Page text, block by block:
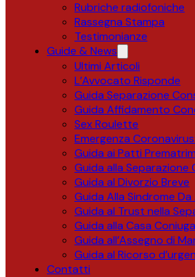
Rubriche radiofoniche
Rassegna Stampa
Testimonianze
Guide & News
Ultimi Articoli
L’Avvocato Risponde
Guida Separazione
Guida Affidamento
Sex Roulette
Emergenza
Guida ai Patti
Guida alla
Guida al Divorzio Breve
Guida Alla Sindrome
Guida al Trust nella
Guida alla Casa
Guida all’Assegno di
Guida al Ricorso
Contatti